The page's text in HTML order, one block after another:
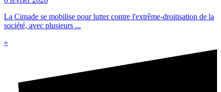
La Cimade se mobilise pour lutter contre l'extrême-droitisation de la
société, avec plusieurs ...
»